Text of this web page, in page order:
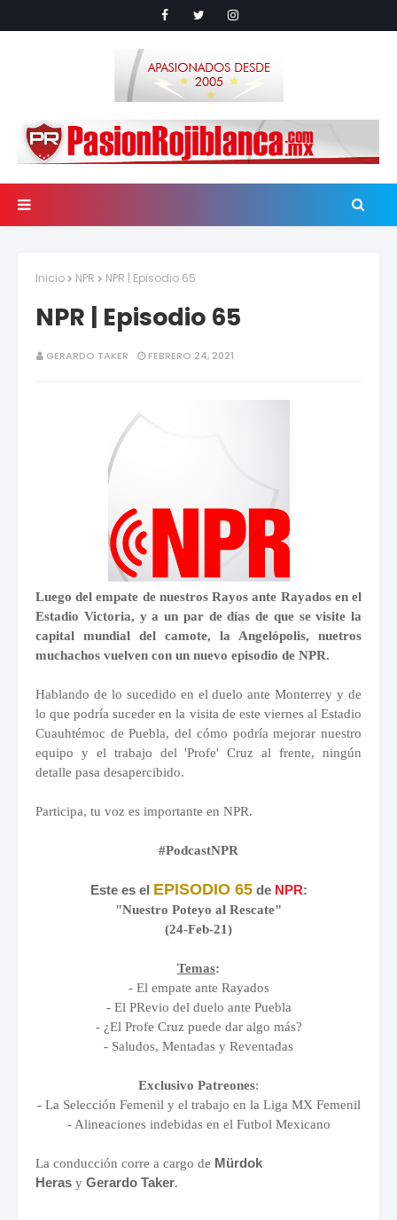
Inicio NPR NPR | Episodio 65
NPR | Episodio 65
GERARDO TAKER FEBRERO 24, 2021
Luego del empate de nuestros Rayos ante Rayados en el
Estadio Victoria, y a un par de días de que se visite la
capital mundial del camote, la Angelópolis, nuetros
muchachos vuelven con un nuevo episodio de NPR.
Hablando de lo sucedido en el duelo ante Monterrey y de
lo que podría suceder en la visita de este viernes al Estadio
Cuauhtémoc de Puebla, del cómo podría mejorar nuestro
equipo y el trabajo del 'Profe' Cruz al frente, ningún
detalle pasa desapercibido.
Participa, tu voz es importante en NPR.
#PodcastNPR
Este es el EPISODIO 65de NPR:
"Nuestro Poteyo al Rescate"
(24-Feb-21)
Temas:
- El empate ante Rayados
- El PRevio del duelo ante Puebla
- ¿El Profe Cruz puede dar algo más?
- Saludos, Mentadas y Reventadas
Exclusivo Patreones:
- La Selección Femenil y el trabajo en la Liga MX Femenil
- Alineaciones indebidas en el Futbol Mexicano
La conducción corre a cargo de Mürdok
Heras y Gerardo Taker.